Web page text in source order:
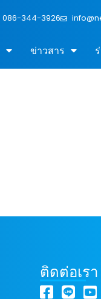
086-344-3926
ข่าวสาร
ติดต่อเรา